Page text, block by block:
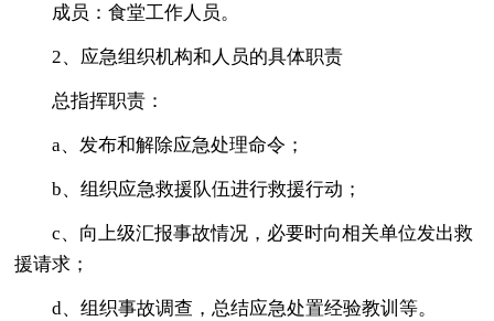
成员：食堂工作人员。
2、应急组织机构和人员的具体职责
总指挥职责：
a、发布和解除应急处理命令；
b、组织应急救援队伍进行救援行动；
c、向上级汇报事故情况，必要时向相关单位发出救
援请求；
d、组织事故调查，总结应急处置经验教训等。